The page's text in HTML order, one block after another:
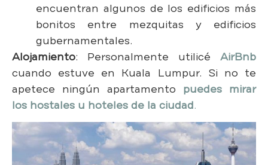
encuentran algunos de los edificios más
bonitos entre mezquitas y edificios
gubernamentales.
Alojamiento: Personalmente utilicé AirBnb
cuando estuve en Kuala Lumpur. Si no te
apetece ningún apartamento puedes mirar
los hostales u hoteles de la ciudad.